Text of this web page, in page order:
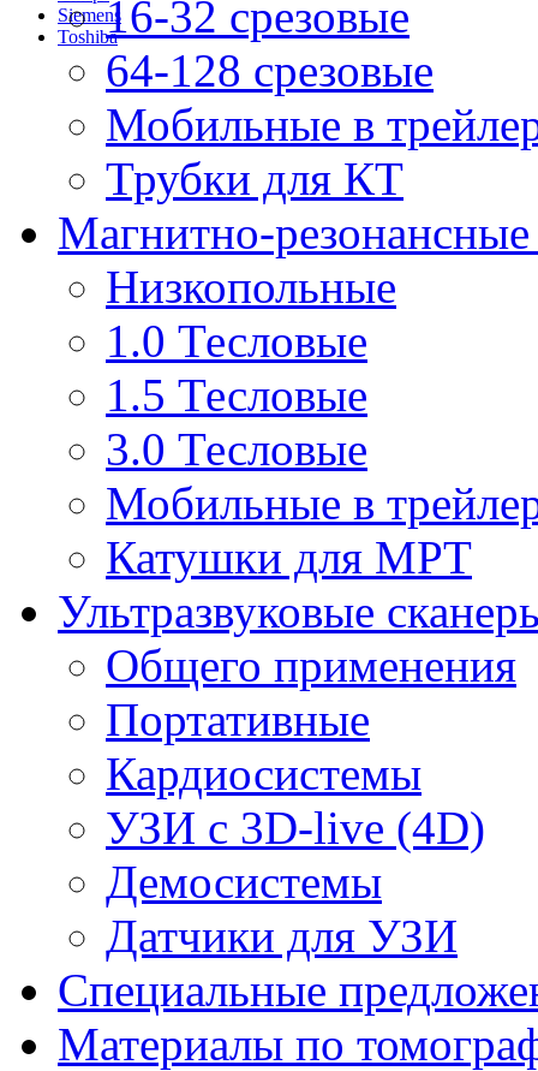
Siemens
Toshiba16-32 срезовые
64-128 срезовые
Мобильные в
Трубки для КТ
Магнитно-
Низкопольные
1.0 Тесловые
1.5 Тесловые
3.0 Тесловые
Мобильные в
Катушки для МРТ
Ультразвуковые
Общего применения
Портативные
Кардиосистемы
УЗИ с 3D-live (4D)
Демосистемы
Датчики для УЗИ
Cпециальные
Материалы по